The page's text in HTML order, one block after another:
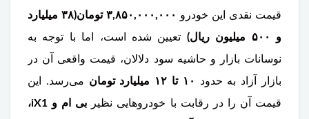
قیمت نقدی این خودرو
۳,۸۵۰,۰۰۰,۰۰۰ تومان(۳۸ میلیارد
و ۵۰۰ میلیون ریال)
تعیین شده است، اما با توجه به
نوسانات بازار و حاشیه سود دلالان، قیمت واقعی آن در
بازار آزاد به حدود
۱۰ تا ۱۲ میلیارد تومان
می‌رسد. این
قیمت آن را در رقابت با خودروهایی نظیر
بی ام و iX1،